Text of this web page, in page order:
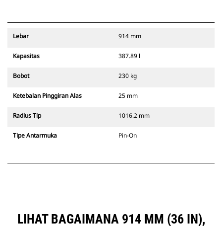
Lebar 914 mm
Kapasitas 387.89 l
Bobot 230 kg
Ketebalan Pinggiran Alas 25 mm
Radius Tip 1016.2 mm
Tipe Antarmuka Pin-On
LIHAT BAGAIMANA 914 MM (36 IN),